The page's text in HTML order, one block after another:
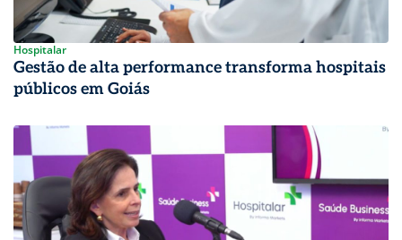
Hospitalar
Gestão de alta performance transforma hospitais
públicos em Goiás